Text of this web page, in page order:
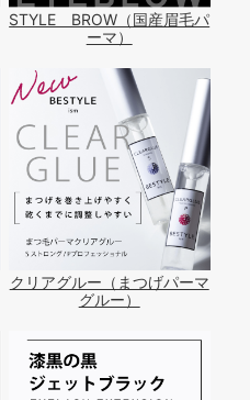
STYLE BROW（国産眉毛パ
ーマ）
クリアグルー（まつげパーマ
グルー）